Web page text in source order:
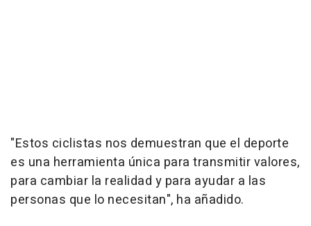
"Estos ciclistas nos demuestran que el deporte
es una herramienta única para transmitir valores,
para cambiar la realidad y para ayudar a las
personas que lo necesitan", ha añadido.